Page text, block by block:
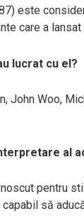
este
care a lansat
lucrat cu el?
John Woo,
al
pentru
să